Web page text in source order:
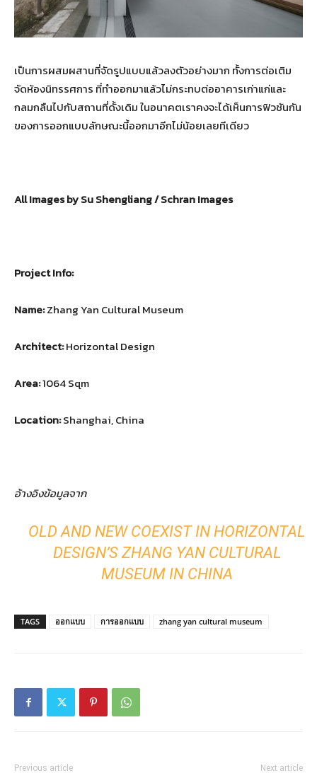
เป็นการผสมผสานที่จัดรูปแบบแล้วลงตัวอย่างมาก ทั้งการต่อเติม
จัดห้องนิทรรศการ ที่ทำออกมาแล้วไม่กระทบต่ออาคารเก่าแก่และ
กลมกลืนไปกับสถานที่ดั้งเดิม ในอนาคตเราคงจะได้เห็นการฟิวชันกัน
ของการออกแบบลักษณะนี้ออกมาอีกไม่น้อยเลยทีเดียว
All Images by Su Shengliang / Schran Images
Project Info:
Name:Zhang Yan Cultural Museum
Architect:Horizontal Design
Area:1064 Sqm
Location:Shanghai, China
อ้างอิงข้อมูลจาก
OLD AND NEW COEXIST IN HORIZONTAL
DESIGN’S ZHANG YAN CULTURAL
MUSEUM IN CHINA
TAGS ออกแบบ การออกแบบ zhang yan cultural museum
Previous article Next article